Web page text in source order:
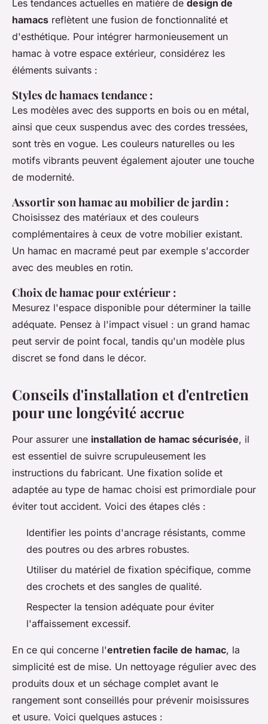
Les tendances actuelles en matière de design de
hamacs reflètent une fusion de fonctionnalité et
d'esthétique. Pour intégrer harmonieusement un
hamac à votre espace extérieur, considérez les
éléments suivants :
Styles de hamacs tendance :
Les modèles avec des supports en bois ou en métal,
ainsi que ceux suspendus avec des cordes tressées,
sont très en vogue. Les couleurs naturelles ou les
motifs vibrants peuvent également ajouter une touche
de modernité.
Assortir son hamac au mobilier de jardin :
Choisissez des matériaux et des couleurs
complémentaires à ceux de votre mobilier existant.
Un hamac en macramé peut par exemple s'accorder
avec des meubles en rotin.
Choix de hamac pour extérieur :
Mesurez l'espace disponible pour déterminer la taille
adéquate. Pensez à l'impact visuel : un grand hamac
peut servir de point focal, tandis qu'un modèle plus
discret se fond dans le décor.
Conseils d'installation et d'entretien
pour une longévité accrue
Pour assurer une installation de hamac sécurisée, il
est essentiel de suivre scrupuleusement les
instructions du fabricant. Une fixation solide et
adaptée au type de hamac choisi est primordiale pour
éviter tout accident. Voici des étapes clés :
Identifier les points d'ancrage résistants, comme
des poutres ou des arbres robustes.
Utiliser du matériel de fixation spécifique, comme
des crochets et des sangles de qualité.
Respecter la tension adéquate pour éviter
l'affaissement excessif.
En ce qui concerne l'entretien facile de hamac, la
simplicité est de mise. Un nettoyage régulier avec des
produits doux et un séchage complet avant le
rangement sont conseillés pour prévenir moisissures
et usure. Voici quelques astuces :